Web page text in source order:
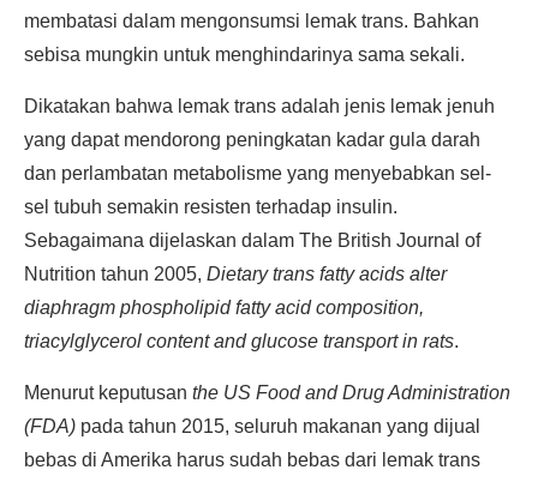
membatasi dalam mengonsumsi lemak trans. Bahkan
sebisa mungkin untuk menghindarinya sama sekali.
Dikatakan bahwa lemak trans adalah jenis lemak jenuh
yang dapat mendorong peningkatan kadar gula darah
dan perlambatan metabolisme yang menyebabkan sel-
sel tubuh semakin resisten terhadap insulin.
Sebagaimana dijelaskan dalam The British Journal of
Nutrition tahun 2005, Dietary trans fatty acids alter
diaphragm phospholipid fatty acid composition,
triacylglycerol content and glucose transport in rats.
Menurut keputusan the US Food and Drug Administration
(FDA) pada tahun 2015, seluruh makanan yang dijual
bebas di Amerika harus sudah bebas dari lemak trans